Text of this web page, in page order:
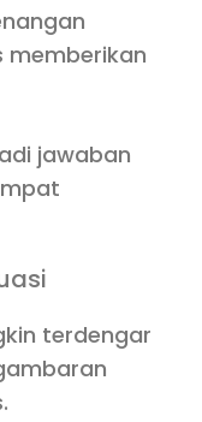
memberikan
jawaban
terdengar